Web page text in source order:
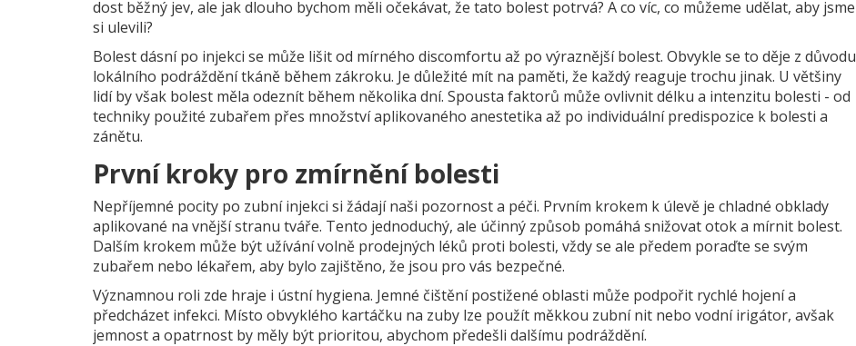
dost běžný jev, ale jak dlouho bychom měli očekávat, že tato bolest potrvá? A co víc, co můžeme udělat, aby jsme
si ulevili?
Bolest dásní po injekci se může lišit od mírného discomfortu až po výraznější bolest. Obvykle se to děje z důvodu
lokálního podráždění tkáně během zákroku. Je důležité mít na paměti, že každý reaguje trochu jinak. U většiny
lidí by však bolest měla odeznít během několika dní. Spousta faktorů může ovlivnit délku a intenzitu bolesti - od
techniky použité zubařem přes množství aplikovaného anestetika až po individuální predispozice k bolesti a
zánětu.
První kroky pro zmírnění bolesti
Nepříjemné pocity po zubní injekci si žádají naši pozornost a péči. Prvním krokem k úlevě je chladné obklady
aplikované na vnější stranu tváře. Tento jednoduchý, ale účinný způsob pomáhá snižovat otok a mírnit bolest.
Dalším krokem může být užívání volně prodejných léků proti bolesti, vždy se ale předem poraďte se svým
zubařem nebo lékařem, aby bylo zajištěno, že jsou pro vás bezpečné.
Významnou roli zde hraje i ústní hygiena. Jemné čištění postižené oblasti může podpořit rychlé hojení a
předcházet infekci. Místo obvyklého kartáčku na zuby lze použít měkkou zubní nit nebo vodní irigátor, avšak
jemnost a opatrnost by měly být prioritou, abychom předešli dalšímu podráždění.